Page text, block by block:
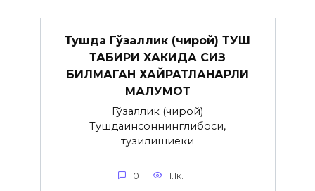
Тушда Гўзаллик (чирой) ТУШ
ТАБИРИ ХАКИДА СИЗ
БИЛМАГАН ХАЙРАТЛАНАРЛИ
МАЛУМОТ
Гўзаллик (чирой)
Тушдаинсоннинглибоси,
тузилишиёки
0 1.1к.